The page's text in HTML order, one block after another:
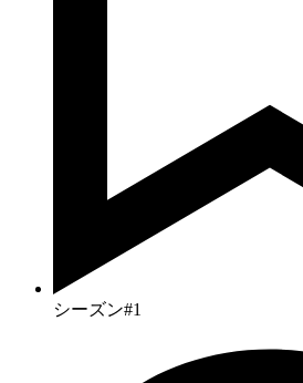
シーズン#1